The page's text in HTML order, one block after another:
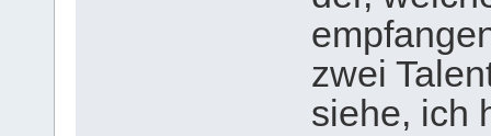
zwei
siehe, ich